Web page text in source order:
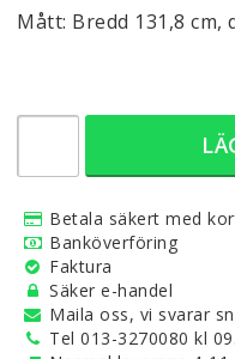
Mått: Bredd 131,8 cm,
Betala säkert med
Banköverföring
Faktura
Säker e-handel
Maila oss, vi svarar
Tel 013-3270080 kl